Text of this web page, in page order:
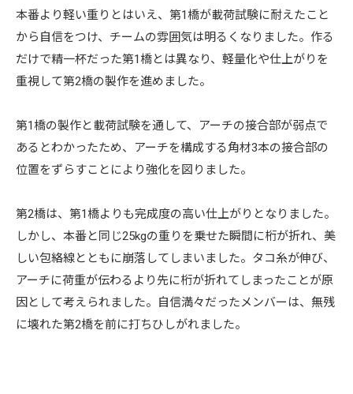
本番より軽い重りとはいえ、第1橋が載荷試験に耐えたこと
から自信をつけ、チームの雰囲気は明るくなりました。作る
だけで精一杯だった第1橋とは異なり、軽量化や仕上がりを
重視して第2橋の製作を進めました。
第1橋の製作と載荷試験を通して、アーチの接合部が弱点で
あるとわかったため、アーチを構成する角材3本の接合部の
位置をずらすことにより強化を図りました。
第2橋は、第1橋よりも完成度の高い仕上がりとなりました。
しかし、本番と同じ25kgの重りを乗せた瞬間に桁が折れ、美
しい包絡線とともに崩落してしまいました。タコ糸が伸び、
アーチに荷重が伝わるより先に桁が折れてしまったことが原
因として考えられました。自信満々だったメンバーは、無残
に壊れた第2橋を前に打ちひしがれました。